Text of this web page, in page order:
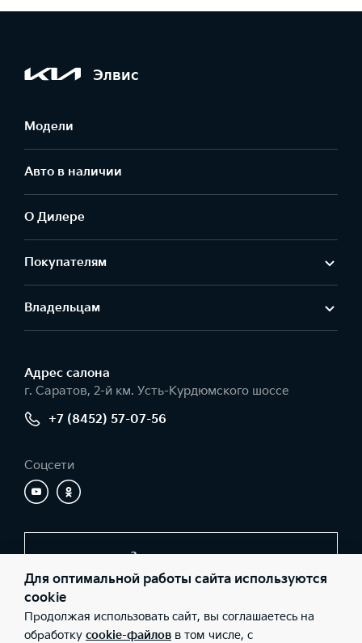
Элвис
Модели
Авто в наличии
О Дилере
Покупателям
Владельцам
Адрес салонa
г. Саратов, 2-й км. Усть-Курдюмского шоссе
+7 (8452) 57-07-56
Соцсети
Заказать звонок
© 2026 Юридические лица ООО «Элвис-КМ» (Фактический
адрес: г. Саратов, 2-й км. Усть-Курдюмского шоссе; Телефон: +7
Для оптимальной работы сайта используются
cookie
Продолжая использовать сайт, вы соглашаетесь на
обработку cookie-файлов в том числе, с